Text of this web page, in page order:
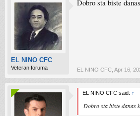
EL NINO CFC
Veteran foruma
Dobro sta biste
EL NINO CFC Apr 16,
EL NINO CFC said: ↑
Dobro sta biste danas